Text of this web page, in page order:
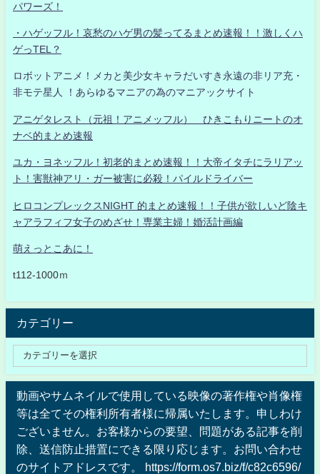
パワーズ！
・ハゲッフル！哀愁のハゲ男の髪ってるまとめ速報！！激しくハ
ゲっTEL？
ロボットアニメ！メカと美少女キャラだいすき永遠の非リア充・
非モテ星人 ！あらゆるマニアの為のマニアックサイト
アニゲタレスト（元祖！アニメッフル） ひきこもりニートのオ
ナベ的まとめ速報
ユカ・ヨネッフル！初老的まとめ速報！！大帝イタチにラリアッ
ト！害獣神アリ・ガー被害に必殺！パイルドライバー
ヒロコンプレックスNIGHT 的まとめ速報！！子供が欲しいど陰キ
ャアラフィフ女子のめざせ！専業主婦！婚活計画編
萌えっとこあに！
t112-1000ｍ
カテゴリー
動画やサムネイルで使用している映像の著作権や肖像権
等は全てその権利所有者様に帰属いたします。申しわけ
ございません。お客様からの要望、問題がある記事を削
除、送信防止措置にできる限り応じます。お問い合わせ
のサイトアドレスです。 https://form.os7.biz/f/c82c6596/